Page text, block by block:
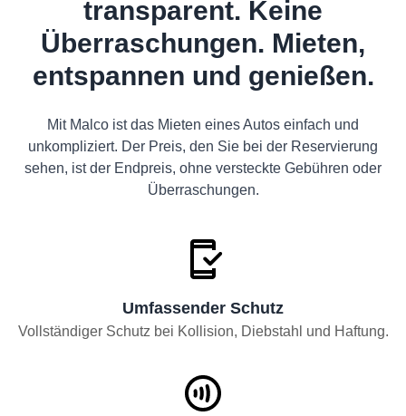
transparent. Keine
Überraschungen. Mieten,
entspannen und genießen.
Mit Malco ist das Mieten eines Autos einfach und
unkompliziert. Der Preis, den Sie bei der Reservierung
sehen, ist der Endpreis, ohne versteckte Gebühren oder
Überraschungen.
Umfassender Schutz
Vollständiger Schutz bei Kollision, Diebstahl und Haftung.